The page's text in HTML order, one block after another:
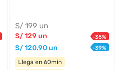
S/ 199 un
S/129 un -35%
S/120.90un -39%
Llega en 60min